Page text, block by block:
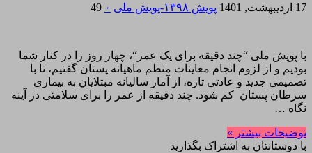
17 اردیبهشت, 1401 پویش ۱۳۹۸-پویش ملی ۰ 49
با پویش ملی “چند دقیقه برای یک عمر“، چهار روز را در کنار شما
بودیم و از لزوم انجام معاینات منظم ماهیانه پستان گفتیم، تا با
تصمیمی جدید و عادتی تازه، از آمار سالیانه مبتلایان به بیماری
سرطان پستان کم شود. چند دقیقه از عمر را برای سلامتی در آینه
نگاه …
توضیحات بیشتر »
با دوستانتان به اشتراک بگذارید